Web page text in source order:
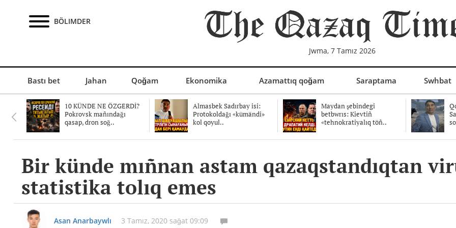
BÖLIMDER
Jwma, 7 Tamız 2026
Bastı bet Jahan Qoğam Ekonomika Azamattıq qoğam Saraptama Swhbat
10 KÜNDE NE ÖZGERDİ?
Pokrovsk mañındağı
qasap, dron soğ..
Almasbek Sadırbay isi:
Protokoldağı «kümändi»
kol qoyul..
Maydan şebindegi
betbwrıs: Kievtiñ
«tehnokratiyalıq töñ..
Bir künde mıñnan astam qazaqstandıqtan
statistika tolıq emes
Asan Anarbaywlı 3 Tamız, 2020 sağat 09:09